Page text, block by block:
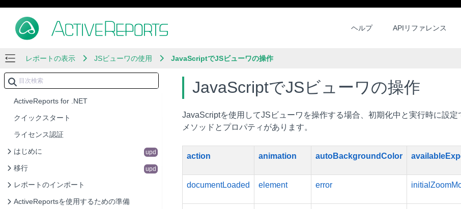
ヘルプ APIリファレンス
レポートの表示 JSビューワの使用 JavaScriptでJSビューワの操作
ActiveReports for .NET
クイックスタート
ライセンス認証
はじめに upd
移行 upd
レポートのインポート
ActiveReportsを使用するための準備
JavaScriptでJSビューワの操作
JavaScriptを使用してJSビューワを操作する場合、初期化中と実行時に設
メソッドとプロパティがあります。
action animation autoBackgroundColor
documentLoaded element error